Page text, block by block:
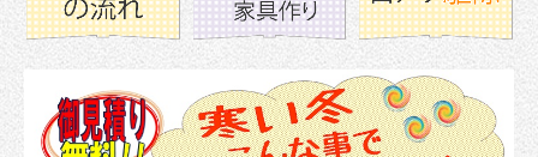
レトロ＊アンティーク
よってきないや館
お問合せ